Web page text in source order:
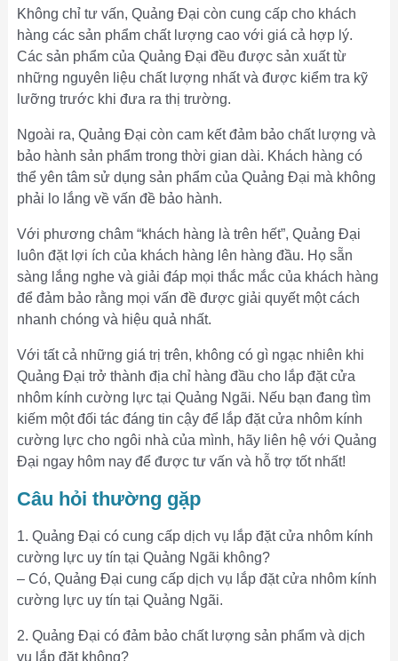
Không chỉ tư vấn, Quảng Đại còn cung cấp cho khách
hàng các sản phẩm chất lượng cao với giá cả hợp lý.
Các sản phẩm của Quảng Đại đều được sản xuất từ
những nguyên liệu chất lượng nhất và được kiểm tra kỹ
lưỡng trước khi đưa ra thị trường.
Ngoài ra, Quảng Đại còn cam kết đảm bảo chất lượng và
bảo hành sản phẩm trong thời gian dài. Khách hàng có
thể yên tâm sử dụng sản phẩm của Quảng Đại mà không
phải lo lắng về vấn đề bảo hành.
Với phương châm “khách hàng là trên hết”, Quảng Đại
luôn đặt lợi ích của khách hàng lên hàng đầu. Họ sẵn
sàng lắng nghe và giải đáp mọi thắc mắc của khách hàng
để đảm bảo rằng mọi vấn đề được giải quyết một cách
nhanh chóng và hiệu quả nhất.
Với tất cả những giá trị trên, không có gì ngạc nhiên khi
Quảng Đại trở thành địa chỉ hàng đầu cho lắp đặt cửa
nhôm kính cường lực tại Quảng Ngãi. Nếu bạn đang tìm
kiếm một đối tác đáng tin cậy để lắp đặt cửa nhôm kính
cường lực cho ngôi nhà của mình, hãy liên hệ với Quảng
Đại ngay hôm nay để được tư vấn và hỗ trợ tốt nhất!
Câu hỏi thường gặp
1. Quảng Đại có cung cấp dịch vụ lắp đặt cửa nhôm kính
cường lực uy tín tại Quảng Ngãi không?
– Có, Quảng Đại cung cấp dịch vụ lắp đặt cửa nhôm kính
cường lực uy tín tại Quảng Ngãi.
2. Quảng Đại có đảm bảo chất lượng sản phẩm và dịch
vụ lắp đặt không?